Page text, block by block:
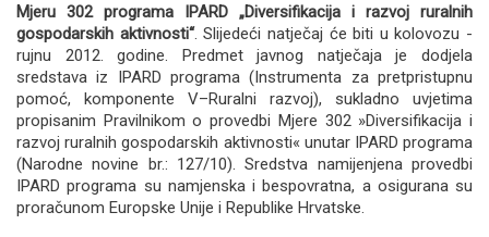
Mjeru 302 programa IPARD „Diversifikacija i razvoj ruralnih
gospodarskih aktivnosti“. Slijedeći natječaj će biti u kolovozu -
rujnu 2012. godine. Predmet javnog natječaja je dodjela
sredstava iz IPARD programa (Instrumenta za pretpristupnu
pomoć, komponente V–Ruralni razvoj), sukladno uvjetima
propisanim Pravilnikom o provedbi Mjere 302 »Diversifikacija i
razvoj ruralnih gospodarskih aktivnosti« unutar IPARD programa
(Narodne novine br.: 127/10). Sredstva namijenjena provedbi
IPARD programa su namjenska i bespovratna, a osigurana su
proračunom Europske Unije i Republike Hrvatske.